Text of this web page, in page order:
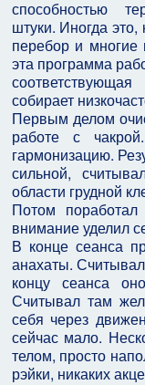
способностью
штуки. Иногда
перебор и
эта программа
собирает
Первым делом
работе с
гармонизацию.
сильной,
области грудной
Потом
внимание уделил
В конце сеанса
анахаты.
концу сеанса
Считывал там
себя через
сейчас мало.
телом, просто
рэйки, никаких